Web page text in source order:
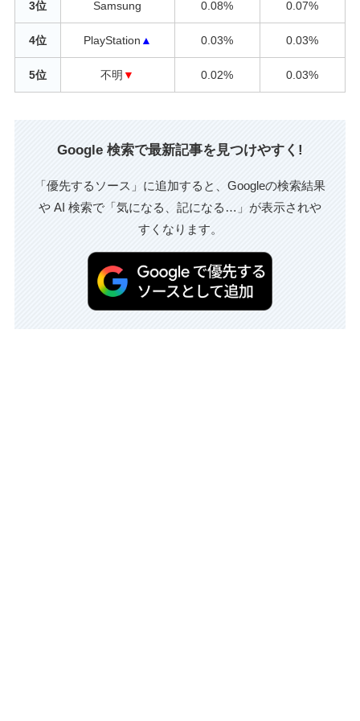
3位 Samsung 0.08% 0.07%
4位 PlayStation ▲ 0.03% 0.03%
5位 不明 ▼ 0.02% 0.03%
Google 検索で最新記事を見つけやすく!
「優先するソース」に追加すると、Googleの検索結果
や AI 検索で「気になる、記になる…」が表示されや
すくなります。